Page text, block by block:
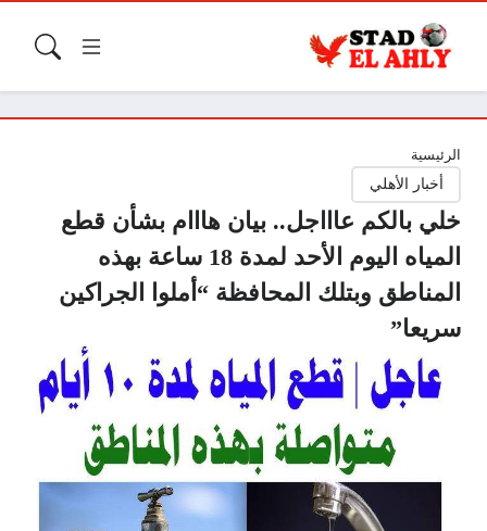
الرئيسية
أخبار الأهلي
خلي بالكم عاااجل.. بيان هااام بشأن قطع
المياه اليوم الأحد لمدة 18 ساعة بهذه
المناطق وبتلك المحافظة “أملوا الجراكين
سريعا”